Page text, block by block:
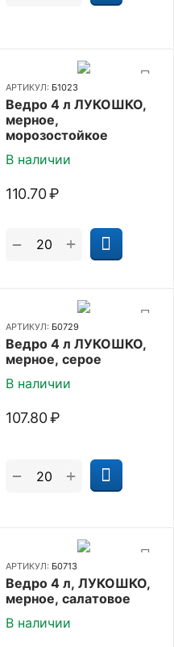
АРТИКУЛ: Б1023
Ведро 4 л ЛУКОШКО,
мерное,
морозостойкое
В наличии
110.70₽
+
−
АРТИКУЛ: Б0729
Ведро 4 л ЛУКОШКО,
мерное, серое
В наличии
107.80₽
+
−
АРТИКУЛ: Б0713
Ведро 4 л, ЛУКОШКО,
мерное, салатовое
В наличии